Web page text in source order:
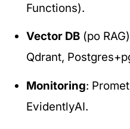
Functions).
Vector DB (po
Qdrant,
Monitoring:
EvidentlyAI.